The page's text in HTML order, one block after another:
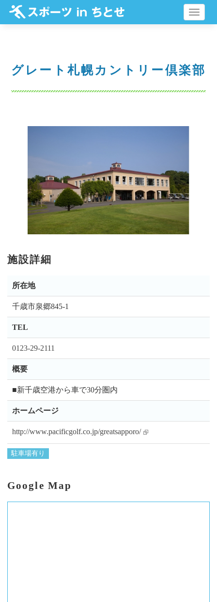
メ
グレート札幌カントリー倶楽部
施設詳細
所在地
千歳市泉郷845-1
TEL
0123-29-2111
概要
■新千歳空港から車で30分圏内
ホームページ
http://www.pacificgolf.co.jp/greatsapporo/
駐車場有り
Google Map